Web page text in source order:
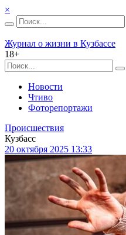
×
Журнал о жизни в Кузбассе
18+
Новости
Чтиво
Фоторепортажи
Происшествия
Кузбасс
20 октября 2025 13:33